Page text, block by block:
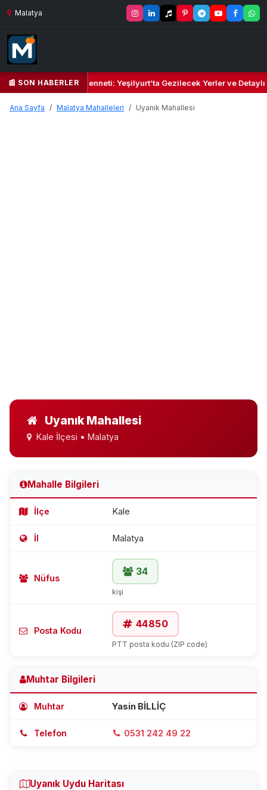
Malatya
📰 SON HABERLER
Yeşil Kalbi ve Kültür Cenneti: Yeşilyurt’ta Gezilecek Yerler ve Detaylı
Ana Sayfa Malatya Mahalleleri Uyanık Mahallesi
Uyanık Mahallesi
Kale İlçesi • Malatya
Mahalle Bilgileri
İlçe Kale
İl Malatya
Nüfus
34
kişi
Posta Kodu
44850
PTT posta kodu (ZIP code)
Muhtar Bilgileri
Muhtar Yasin BİLLİÇ
Telefon 0531 242 49 22
Uyanık Uydu Haritası